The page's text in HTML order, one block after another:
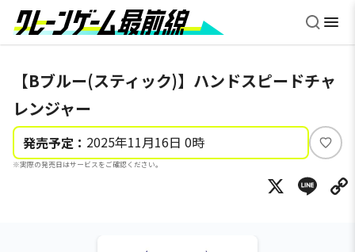
【Bブルー(スティック)】ハンドスピードチャ
レンジャー
発売予定： 2025年11月16日 0時
※実際の発売日はサービスをご確認ください。
い
ね
X